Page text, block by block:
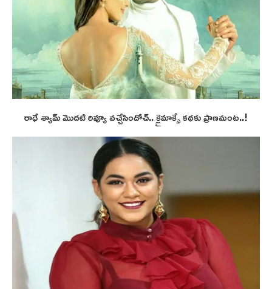
రాధే శ్యామ్ మొదటి రివ్యూ వచ్చేసిందోచ్.. క్లైమాక్సే కథకు ప్రాణమంట..!